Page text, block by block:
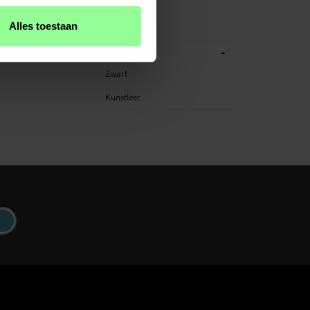
Alles toestaan
Smartphone
-
Zwart
Kunstleer